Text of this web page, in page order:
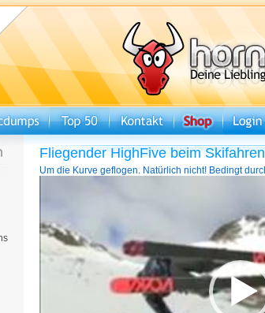
Fliegender HighFive beim Skifahren
Um die Kurve geflogen. Natürlich nicht! Bedingt